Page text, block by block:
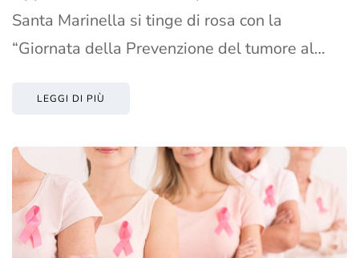
Santa Marinella si tinge di rosa con la
“Giornata della Prevenzione del tumore al…
LEGGI DI PIÙ